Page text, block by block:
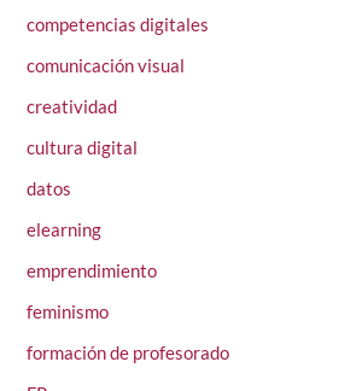
competencias digitales
comunicación visual
creatividad
cultura digital
datos
elearning
emprendimiento
feminismo
formación de profesorado